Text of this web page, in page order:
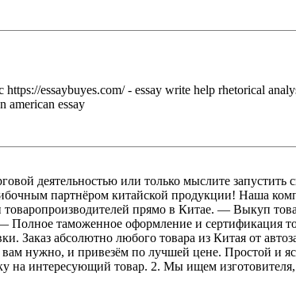
https://essaybuyes.com/ - essay write help rhetorical
american essay
деятельностью или только мыслите
партнёром китайской продукции! Наша
прямо в Китае. — Выкуп
Полное таможенное оформление и сертификация
Заказ абсолютно любого товара из Китая от
нужно, и привезём по лучшей цене. Простой и
на интересующий товар. 2. Мы ищем изготовителя,